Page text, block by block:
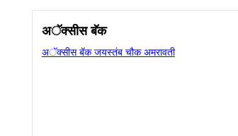
अॅक्‍सीस बॅक
अॅक्‍सीस बॅक जयस्‍तंब चौक अमरावती